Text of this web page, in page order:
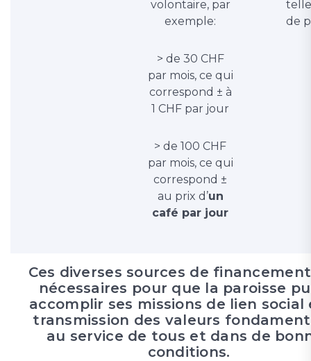
volontaire, par
exemple:
> de 30 CHF
par mois, ce qui
correspond ± à
1 CHF par jour
> de 100 CHF
par mois, ce qui
correspond ±
au prix d’un
café par jour
de
Ces diverses sources de
nécessaires pour que la paroisse
accomplir ses missions de lien social
transmission des valeurs
au service de tous et dans de
conditions.